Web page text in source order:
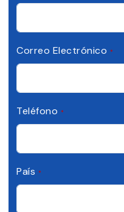
Correo Electrónico *
Teléfono *
País *